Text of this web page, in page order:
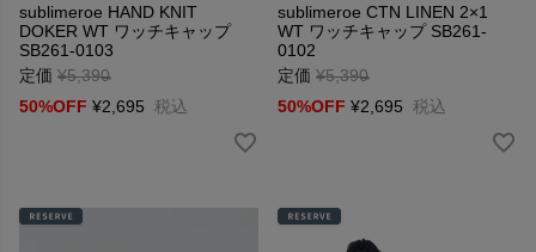
sublimeroe HAND KNIT
DOKER WT ワッチキャップ
SB261-0103
定価 ¥5,390
→
50%OFF ¥2,695 税込
sublimeroe CTN LINEN 2×1
WT ワッチキャップ SB261-
0102
定価 ¥5,390
→
50%OFF ¥2,695 税込